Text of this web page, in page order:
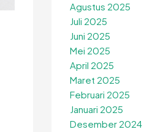
Agustus 2025
Juli 2025
Juni 2025
Mei 2025
April 2025
Maret 2025
Februari 2025
Januari 2025
Desember 2024